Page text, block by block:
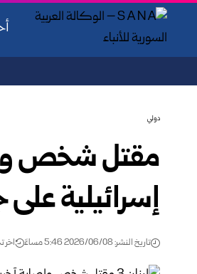
دولي
مقتل شخص
إسرائيلية
تاريخ النشر: 2026/06/08 5:46 مساءً اخر تحديث: